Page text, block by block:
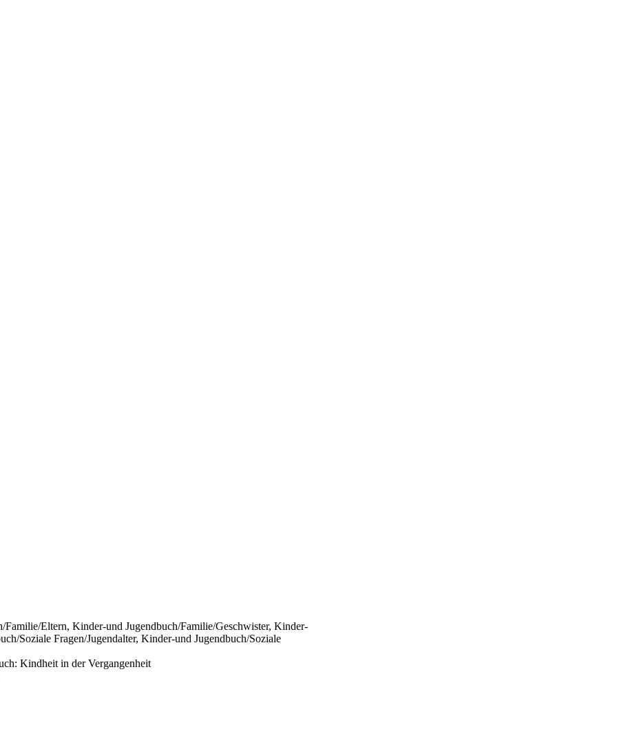
Eltern, Kinder-und Jugendbuch/Familie/Geschwister, Kinder-
Soziale Fragen/Jugendalter, Kinder-und Jugendbuch/Soziale
Kindheit in der Vergangenheit